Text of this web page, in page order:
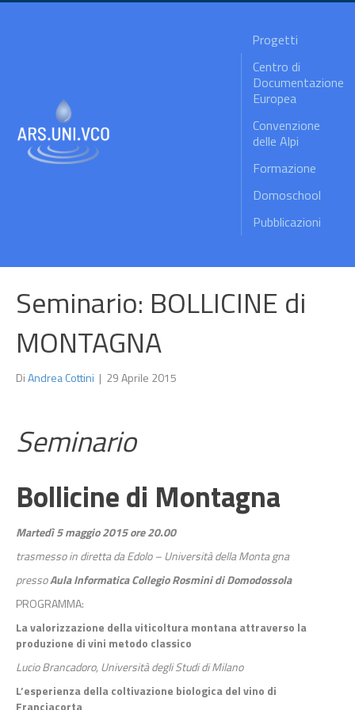
Progetti
Centro di
Documentazione
Europea
Convenzione
delle Alpi
Formazione
Domoschool
Pubblicazioni
Seminario: BOLLICINE di
MONTAGNA
DiAndrea Cottini | 29 Aprile 2015
Seminario
Bollicine di Montagna
Martedì 5 maggio 2015 ore 20.00
trasmesso in diretta da Edolo – Università della Montagna
pressoAula Informatica Collegio Rosmini di Domodossola
PROGRAMMA:
La valorizzazione della viticoltura montana attraverso la
produzione di vini metodo classico
Lucio Brancadoro, Università degli Studi di Milano
L’esperienza della coltivazione biologica del vino di
Franciacorta